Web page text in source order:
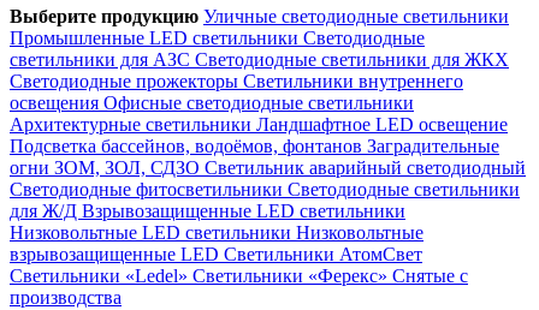
Выберите продукцию Уличные светодиодные светильники
Промышленные LED светильники Светодиодные
светильники для АЗС Светодиодные светильники для ЖКХ
Светодиодные прожекторы Светильники внутреннего
освещения Офисные светодиодные светильники
Архитектурные светильники Ландшафтное LED освещение
Подсветка бассейнов, водоёмов, фонтанов Заградительные
огни ЗОМ, ЗОЛ, СДЗО Светильник аварийный светодиодный
Светодиодные фитосветильники Светодиодные светильники
для Ж/Д Взрывозащищенные LED светильники
Низковольтные LED светильники Низковольтные
взрывозащищенные LED Светильники АтомСвет
Светильники «Ledel» Светильники «Ферекс» Снятые с
производства